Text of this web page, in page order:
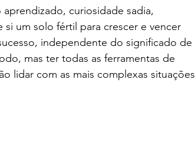
curiosidade sadia,
um solo fértil para crescer e vencer
independente do significado de
mas ter todas as ferramentas de
lidar com as mais complexas situações